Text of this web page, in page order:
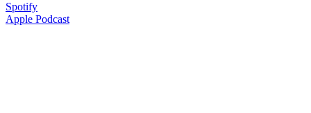
Spotify
Apple Podcast